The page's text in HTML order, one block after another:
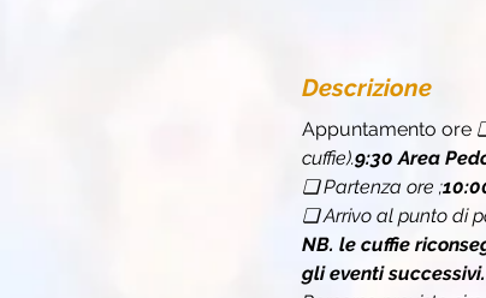
Descrizione
Appuntamento ore
cuffie).9:30 Area
❏ Partenza ore ;
❏ Arrivo al punto di
NB. le cuffie
gli eventi successivi.